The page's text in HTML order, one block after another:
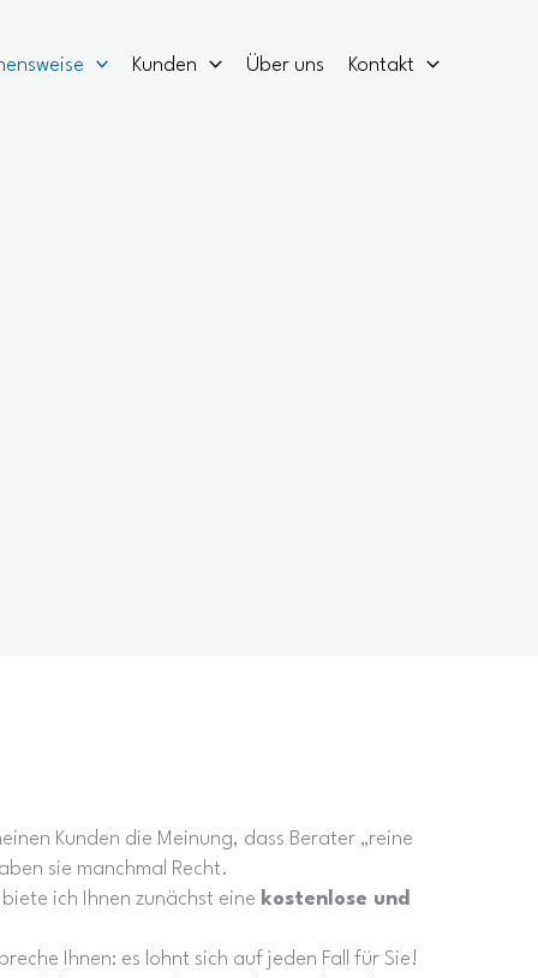
Kunden Über uns Kontakt
Kunden die Meinung, dass Berater „reine
sie manchmal Recht.
ich Ihnen zunächst eine kostenlose und
Ihnen: es lohnt sich auf jeden Fall für Sie!